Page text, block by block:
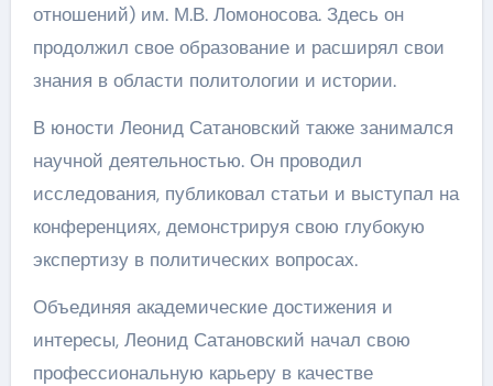
отношений) им. М.В. Ломоносова. Здесь он
продолжил свое образование и расширял свои
знания в области политологии и истории.
В юности Леонид Сатановский также занимался
научной деятельностью. Он проводил
исследования, публиковал статьи и выступал на
конференциях, демонстрируя свою глубокую
экспертизу в политических вопросах.
Объединяя академические достижения и
интересы, Леонид Сатановский начал свою
профессиональную карьеру в качестве